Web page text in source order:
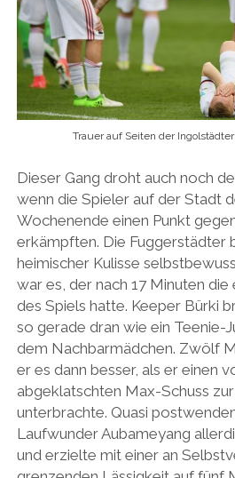
Trauer auf Seiten der
Dieser Gang droht auch noch
wenn die Spieler auf der Stadt
Wochenende einen Punkt
erkämpften. Die Fuggerstädter
heimischer Kulisse
war es, der nach 17 Minuten
des Spiels hatte. Keeper Bürki
so gerade dran wie ein Teenie-
dem Nachbarmädchen. Zwölf
er es dann besser, als er einen
abgeklatschten Max-Schuss
unterbrachte. Quasi
Laufwunder Aubameyang
und erzielte mit einer an